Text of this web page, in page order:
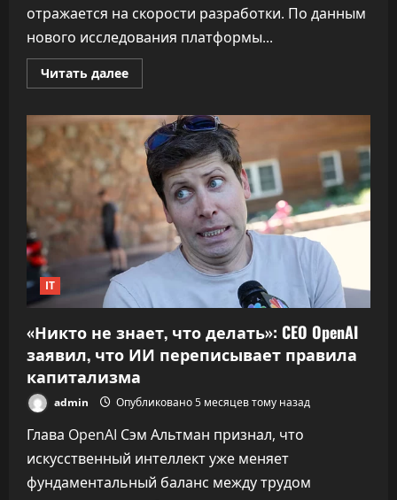
отражается на скорости разработки. По данным
нового исследования платформы...
Читать далееПрочитать
больше
ракета».
ИИ
почти
удвоил
скорость
разработки
софта,
не
обрушив
качество
IT
«Никто не знает, что делать»: CEO OpenAI
заявил, что ИИ переписывает правила
капитализма
admin Опубликовано 5 месяцев тому назад
Глава OpenAI Сэм Альтман признал, что
искусственный интеллект уже меняет
фундаментальный баланс между трудом